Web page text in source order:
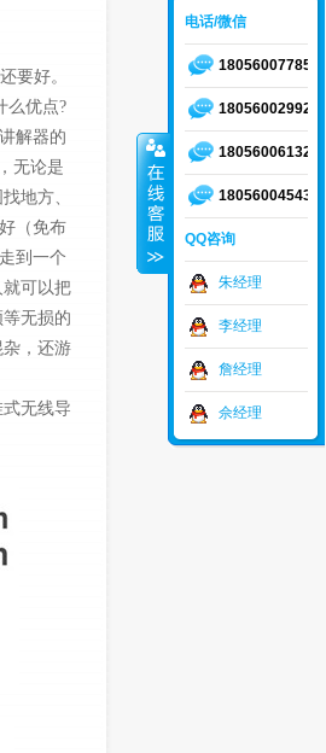
电话/微信
18056007785
18056002992
18056006132
18056004543
QQ咨询
朱经理
李经理
詹经理
佘经理
要好。
么优点?
解器的
无论是
地方、
（免布
到一个
可以把
无损的
，还游
无线导